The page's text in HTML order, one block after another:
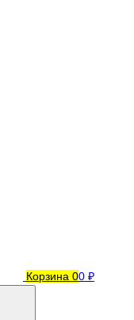
Корзина 00 ₽